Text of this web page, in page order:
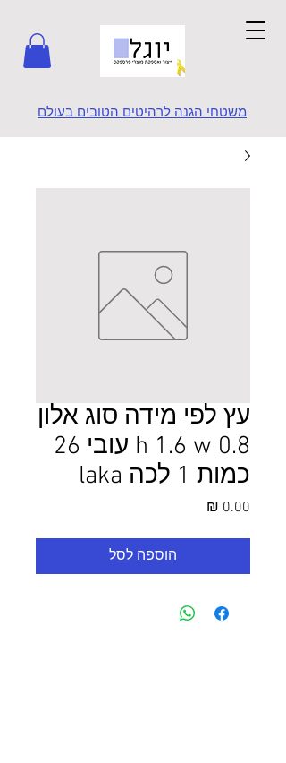
משטחי הגנה לרהיטים הטובים בעולם
עץ לפי מידה סוג אלון
h 1.6 w 0.8 עובי 26
כמות 1 לכה laka
הוספה לסל